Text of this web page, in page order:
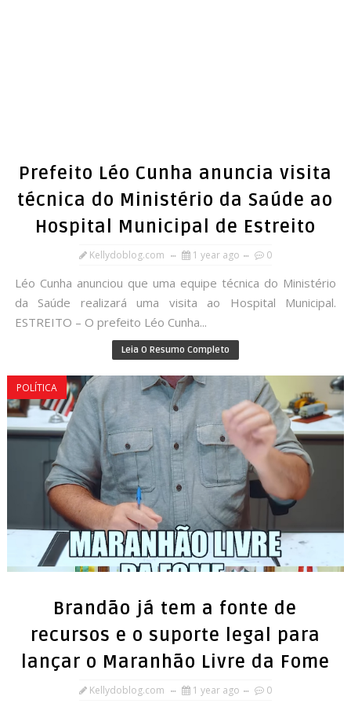
Prefeito Léo Cunha anuncia visita
técnica do Ministério da Saúde ao
Hospital Municipal de Estreito
Kellydoblog.com 1 year ago 0
Léo Cunha anunciou que uma equipe técnica do Ministério
da Saúde realizará uma visita ao Hospital Municipal.
ESTREITO – O prefeito Léo Cunha...
Leia O Resumo Completo
POLÍTICA
Brandão já tem a fonte de
recursos e o suporte legal para
lançar o Maranhão Livre da Fome
Kellydoblog.com 1 year ago 0